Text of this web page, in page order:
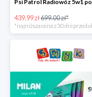
439.99 zł699.00 zł*